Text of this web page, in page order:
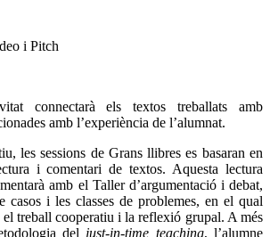
i Pitch
connectarà els textos treballats amb
amb l’experiència de l’alumnat.
les sessions de Grans llibres es basaran en
i comentari de textos. Aquesta lectura
amb el Taller d’argumentació i debat,
casos i les classes de problemes, en el qual
el treball cooperatiu i la reflexió grupal. A més
del just-in-time teaching, l’alumne